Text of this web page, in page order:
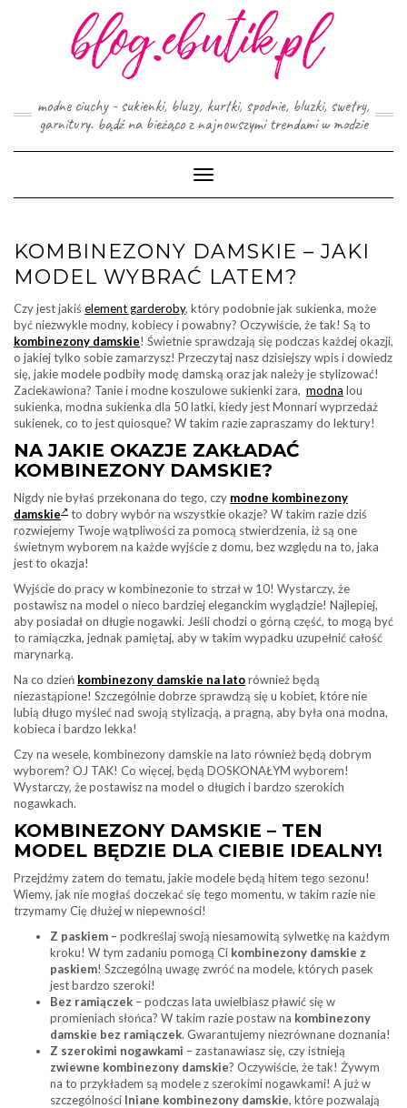
modne ciuchy - sukienki, bluzy, kurtki, spodnie, bluzki, swetry,
garnitury. bądź na bieżąco z najnowszymi trendami w modzie
Toggle
Navigation
KOMBINEZONY DAMSKIE – JAKI
MODEL WYBRAĆ LATEM?
Czy jest jakiś element garderoby, który podobnie jak sukienka, może
być niezwykle modny, kobiecy i powabny? Oczywiście, że tak! Są to
kombinezony damskie! Świetnie sprawdzają się podczas każdej okazji,
o jakiej tylko sobie zamarzysz! Przeczytaj nasz dzisiejszy wpis i dowiedz
się, jakie modele podbiły modę damską oraz jak należy je stylizować!
Zaciekawiona? Tanie i modne koszulowe sukienki zara, modna lou
sukienka, modna sukienka dla 50 latki, kiedy jest Monnari wyprzedaż
sukienek, co to jest quiosque? W takim razie zapraszamy do lektury!
NA JAKIE OKAZJE ZAKŁADAĆ
KOMBINEZONY DAMSKIE?
Nigdy nie byłaś przekonana do tego, czy modne kombinezony
damskie
to dobry wybór na wszystkie okazje? W takim razie dziś
rozwiejemy Twoje wątpliwości za pomocą stwierdzenia, iż są one
świetnym wyborem na każde wyjście z domu, bez względu na to, jaka
jest to okazja!
Wyjście do pracy w kombinezonie to strzał w 10! Wystarczy, że
postawisz na model o nieco bardziej eleganckim wyglądzie! Najlepiej,
aby posiadał on długie nogawki. Jeśli chodzi o górną część, to mogą być
to ramiączka, jednak pamiętaj, aby w takim wypadku uzupełnić całość
marynarką.
Na co dzień kombinezony damskie na latorównież będą
niezastąpione! Szczególnie dobrze sprawdzą się u kobiet, które nie
lubią długo myśleć nad swoją stylizacją, a pragną, aby była ona modna,
kobieca i bardzo lekka!
Czy na wesele, kombinezony damskie na lato również będą dobrym
wyborem? OJ TAK! Co więcej, będą DOSKONAŁYM wyborem!
Wystarczy, że postawisz na model o długich i bardzo szerokich
nogawkach.
KOMBINEZONY DAMSKIE – TEN
MODEL BĘDZIE DLA CIEBIE IDEALNY!
Przejdźmy zatem do tematu, jakie modele będą hitem tego sezonu!
Wiemy, jak nie mogłaś doczekać się tego momentu, w takim razie nie
trzymamy Cię dłużej w niepewności!
Z paskiem – podkreślaj swoją niesamowitą sylwetkę na każdym
kroku! W tym zadaniu pomogą Ci kombinezony damskie z
paskiem! Szczególną uwagę zwróć na modele, których pasek
jest bardzo szeroki!
Bez ramiączek – podczas lata uwielbiasz pławić się w
promieniach słońca? W takim razie postaw na kombinezony
damskie bez ramiączek. Gwarantujemy niezrównane doznania!
Z szerokimi nogawkami – zastanawiasz się, czy istnieją
zwiewne kombinezony damskie? Oczywiście, że tak! Żywym
na to przykładem są modele z szerokimi nogawkami! A już w
szczególności lniane kombinezony damskie, które pozwalają